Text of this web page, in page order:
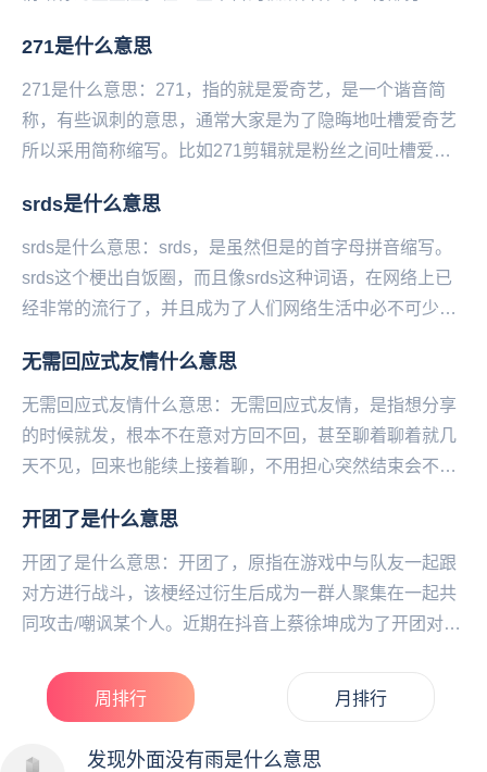
信...
271是什么意思
271是什么意思：271，指的就是爱奇艺，是一个谐音简
称，有些讽刺的意思，通常大家是为了隐晦地吐槽爱奇艺
所以采用简称缩写。比如271剪辑就是粉丝之间吐槽爱奇
srds是什么意思
srds是什么意思：srds，是虽然但是的首字母拼音缩写。
srds这个梗出自饭圈，而且像srds这种词语，在网络上已
经非常的流行了，并且成为了人们网络生活中必不可少的
​无需回应式友情什么意思
无需回应式友情什么意思：无需回应式友情，是指想分享
的时候就发，根本不在意对方回不回，甚至聊着聊着就几
天不见，回来也能续上接着聊，不用担心突然结束会不会
开团了是什么意思
开团了是什么意思：开团了，原指‌‌‌‌‌‌‌‌‌‌‌‌‌在游戏中与队友一起跟
对方进行战斗，该梗经过衍生后成为一群人聚集在一起共
同攻击/嘲讽某个人。近期在抖音上蔡徐坤成为了开团对
周排行 月排行
发现外面没有雨是什么意思